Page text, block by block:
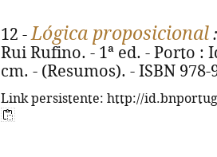
12 -Lógica proposicional
Rui Rufino. - 1ª ed. - Porto :
cm. - (Resumos). - ISBN 978-
Link persistente: http://